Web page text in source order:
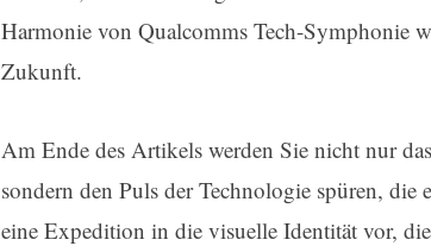
Harmonie von Qualcomms Tech-Symphonie
Zukunft.
Am Ende des Artikels werden Sie nicht nur
sondern den Puls der Technologie spüren, die
eine Expedition in die visuelle Identität vor,